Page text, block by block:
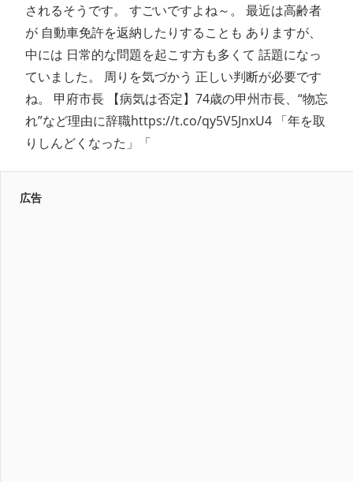
されるそうです。 すごいですよね～。 最近は高齢者
が 自動車免許を返納したりすることも ありますが、
中には 日常的な問題を起こす方も多くて 話題になっ
ていました。 周りを気づかう 正しい判断が必要です
ね。 甲府市長 【病気は否定】74歳の甲州市長、“物忘
れ”など理由に辞職https://t.co/qy5V5JnxU4 「年を取
りしんどくなった」「
広告